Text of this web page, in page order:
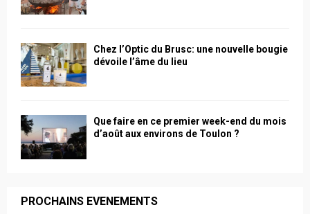
Chez l’Optic du Brusc: une nouvelle bougie
dévoile l’âme du lieu
Que faire en ce premier week-end du mois
d’août aux environs de Toulon ?
PROCHAINS EVENEMENTS